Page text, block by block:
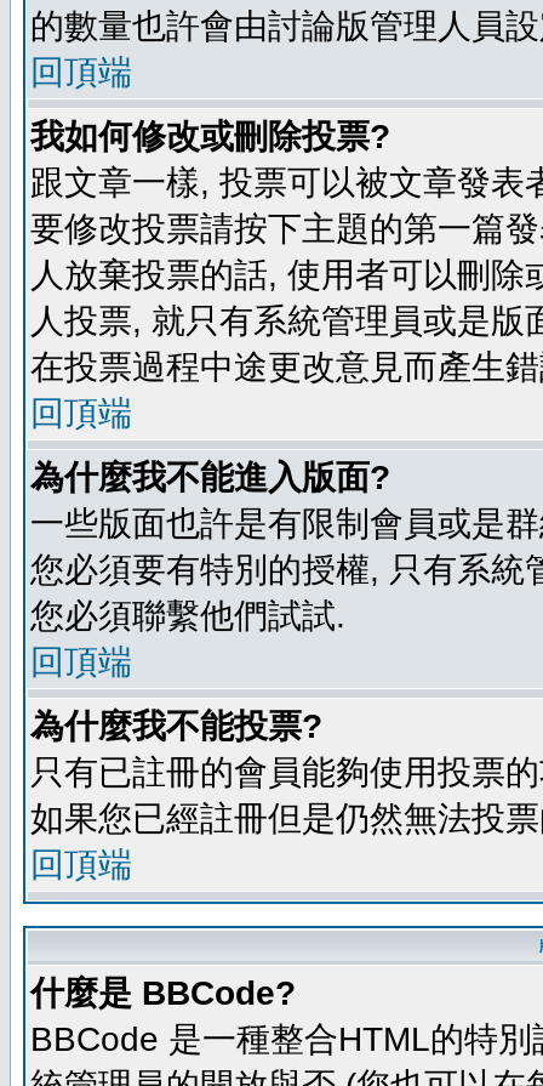
的數量也許會由討論版管理人員
回頂端
我如何修改或刪除投票?
跟文章一樣, 投票可以被文章發
要修改投票請按下主題的第一篇
人放棄投票的話, 使用者可以刪
人投票, 就只有系統管理員或是
在投票過程中途更改意見而產生
回頂端
為什麼我不能進入版面?
一些版面也許是有限制會員或是
您必須要有特別的授權, 只有系
您必須聯繫他們試試.
回頂端
為什麼我不能投票?
只有已註冊的會員能夠使用投票
如果您已經註冊但是仍然無法投
回頂端
什麼是 BBCode?
BBCode 是一種整合HTML的特